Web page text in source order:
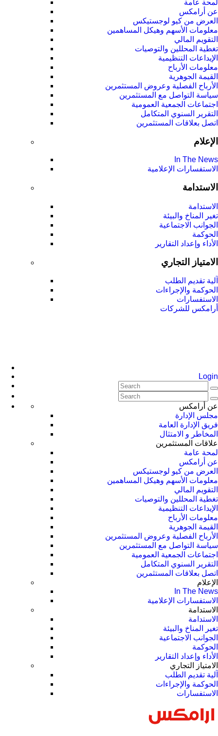
لمحة عامة
عن أرامكس
العرض من كيو لوجستيكس
معلومات الأسهم وهيكل المساهمين
التقويم المالي
تغطية المحللين والتوصيات
الإيداعات التنظيمية
معلومات الأرباح
القيمة الجوهرية
الأرباح الفصلية وعروض المستثمرين
سياسة التواصل مع المستثمرين
اجتماعات الجمعية العمومیة
التقرير السنوي المتكامل
اتصل بعلاقات المستثمرين
الإعلام
In The News
الاستفسارات الإعلامية
الاستدامة
الاستدامة
تغير المناخ والبيئة
الجوانب الاجتماعية
الحوكمة
الأداء وإعداد التقارير
الامتياز التجاري
آلية تقديم الطلب
الحوكمة والإجراءات
الاستفسارات
أرامكس للشركات
Login
عن أرامكس
مجلس الإدارة
فريق الإدارة العامة
المخاطر و الامتثال
علاقات المستثمرين
لمحة عامة
عن أرامكس
العرض من كيو لوجستيكس
معلومات الأسهم وهيكل المساهمين
التقويم المالي
تغطية المحللين والتوصيات
الإيداعات التنظيمية
معلومات الأرباح
القيمة الجوهرية
الأرباح الفصلية وعروض المستثمرين
سياسة التواصل مع المستثمرين
اجتماعات الجمعية العمومیة
التقرير السنوي المتكامل
اتصل بعلاقات المستثمرين
الإعلام
In The News
الاستفسارات الإعلامية
الاستدامة
الاستدامة
تغير المناخ والبيئة
الجوانب الاجتماعية
الحوكمة
الأداء وإعداد التقارير
الامتياز التجاري
آلية تقديم الطلب
الحوكمة والإجراءات
الاستفسارات